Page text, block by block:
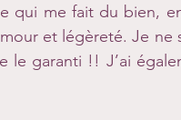
qui me fait du bien,
et légèreté. Je ne
le garanti !! J’ai